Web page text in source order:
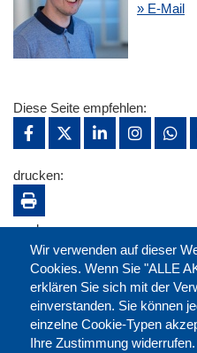
» E-Mail
Wir verwenden auf dieser
Cookies. Wenn Sie "ALLE
erklären Sie sich mit der
einverstanden. Sie können
einzelne Cookie-Typen
Ihre Zustimmung widerrufen.
Diese Seite empfehlen:
drucken:
merken: